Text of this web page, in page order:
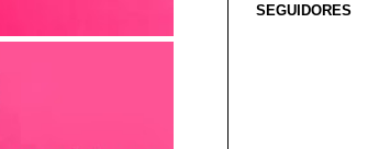
SEGUIDORES